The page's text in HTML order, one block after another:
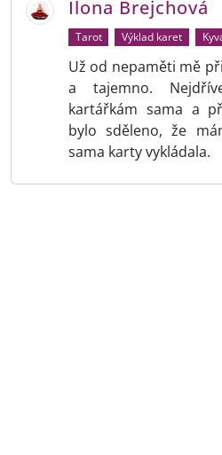
Ilona Brejchová
Tarot Výklad karet
Už od nepaměti mě
a tajemno.
kartářkám sama a
bylo sděleno, že
sama karty vykládala.